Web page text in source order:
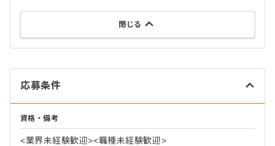
閉じる
応募条件
資格・備考
<業界未経験歓迎><職種未経験歓迎>